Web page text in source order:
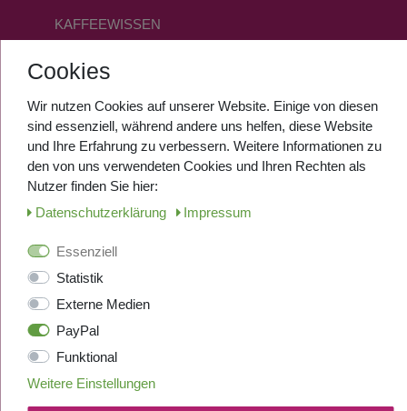
KAFFEEWISSEN
GLOSSAR
SERVICE
ANMELDEN
REGISTRIEREN
SOCIALMEDIA
Cookies
Wir nutzen Cookies auf unserer Website. Einige von diesen
sind essenziell, während andere uns helfen, diese Website
und Ihre Erfahrung zu verbessern. Weitere Informationen zu
den von uns verwendeten Cookies und Ihren Rechten als
Nutzer finden Sie hier:
Daten­schutz­erklärung
Impressum
Essenziell
Statistik
Externe Medien
PayPal
Funktional
Weitere Einstellungen